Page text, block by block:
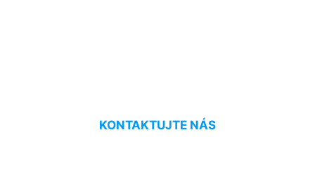
KONTAKTUJTE NÁS